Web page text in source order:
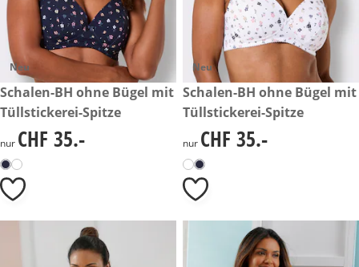
Neu
CHF 35.-
Schalen-BH ohne Bügel mit
Tüllstickerei-Spitze
CHF 35.-
nur CHF 35.-
Neu
CHF 35.-
Schalen-BH ohne Bügel mit
Tüllstickerei-Spitze
CHF 35.-
nur CHF 35.-